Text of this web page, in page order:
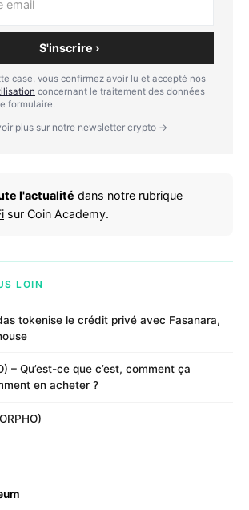
S'inscrire ›
case, vous confirmez avoir lu et accepté nos
concernant le traitement des données
formulaire.
plus sur notre newsletter crypto →
l'actualité dans notre rubrique
sur Coin Academy.
LOIN
tokenise le crédit privé avec Fasanara,
– Qu’est-ce que c’est, comment ça
en acheter ?